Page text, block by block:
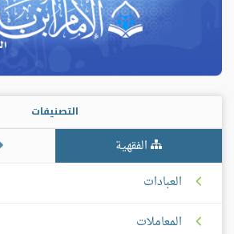
التصنيفات
الفقهية
العبادات
المعاملات